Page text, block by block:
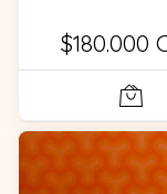
$180.000